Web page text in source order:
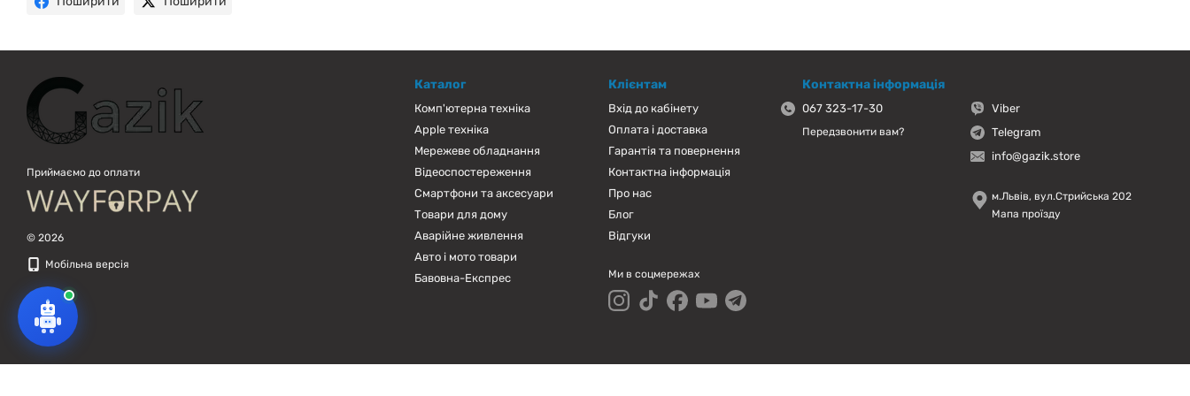
Приймаємо до оплати
© 2026
Мобільна версія
Каталог
Комп'ютерна техніка
Apple техніка
Мережеве обладнання
Відеоспостереження
Смартфони та аксесуари
Товари для дому
Аварійне живлення
Авто і мото товари
Бавовна-Експрес
Клієнтам
Вхід до кабінету
Оплата і доставка
Гарантія та повернення
Контактна інформація
Про нас
Блог
Відгуки
Ми в соцмережах
Контактна інформація
067 323-17-30
Передзвонити вам?
Viber
Telegram
info@gazik.store
м.Львів, вул.Стрийська 202
Мапа проїзду